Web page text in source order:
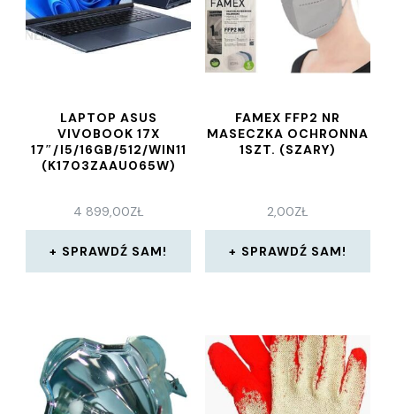
LAPTOP ASUS
VIVOBOOK 17X
17″/I5/16GB/512/WIN11
(K1703ZAAU065W)
4 899,00ZŁ
SPRAWDŹ SAM!
FAMEX FFP2 NR
MASECZKA OCHRONNA
1SZT. (SZARY)
2,00ZŁ
SPRAWDŹ SAM!